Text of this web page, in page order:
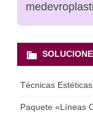
Técnicas
Paquete «Líneas